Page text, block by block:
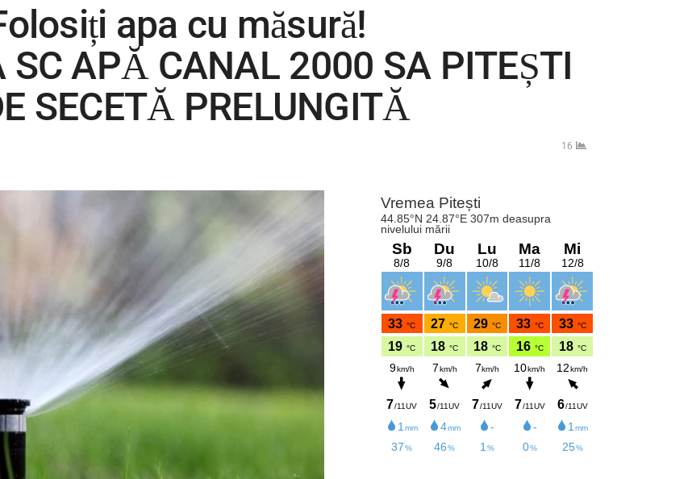
apa cu măsură!
SC APĂ CANAL 2000 SA PITEȘTI
SECETĂ PRELUNGITĂ
16